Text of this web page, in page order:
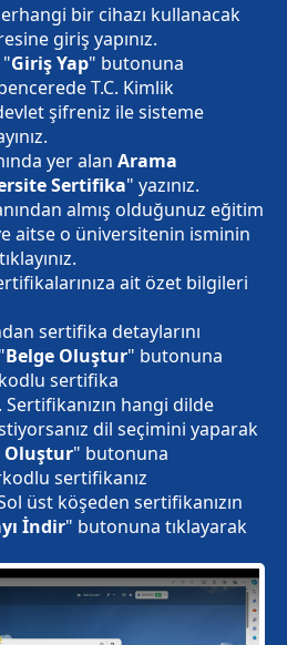
bir cihazı kullanacak
giriş yapınız.
Giriş Yap" butonuna
T.C. Kimlik
şifreniz ile sisteme
yer alan Arama
Sertifika" yazınız.
almış olduğunuz eğitim
aitse o üniversitenin isminin
ait özet bilgileri
sertifika detaylarını
Belge Oluştur" butonuna
sertifika
hangi dilde
dil seçimini yaparak
Oluştur" butonuna
sertifikanız
üst köşeden sertifikanızın
İndir" butonuna tıklayarak